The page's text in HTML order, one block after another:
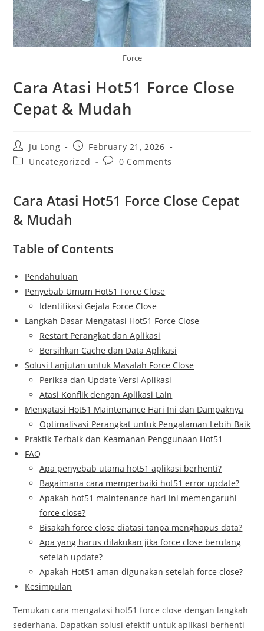
Force
Cara Atasi Hot51 Force Close
Cepat & Mudah
Post
author:
Ju Long
Post
published:
February 21, 2026
PostUncategorized
Post0 Comments
Cara Atasi Hot51 Force Close Cepat
& Mudah
Table of Contents
Pendahuluan
Penyebab Umum Hot51 Force Close
Identifikasi Gejala Force Close
Langkah Dasar Mengatasi Hot51 Force Close
Restart Perangkat dan Aplikasi
Bersihkan Cache dan Data Aplikasi
Solusi Lanjutan untuk Masalah Force Close
Periksa dan Update Versi Aplikasi
Atasi Konflik dengan Aplikasi Lain
Mengatasi Hot51 Maintenance Hari Ini dan Dampaknya
Optimalisasi Perangkat untuk Pengalaman Lebih Baik
Praktik Terbaik dan Keamanan Penggunaan Hot51
FAQ
Apa penyebab utama hot51 aplikasi berhenti?
Bagaimana cara memperbaiki hot51 error update?
Apakah hot51 maintenance hari ini memengaruhi
force close?
Bisakah force close diatasi tanpa menghapus data?
Apa yang harus dilakukan jika force close berulang
setelah update?
Apakah Hot51 aman digunakan setelah force close?
Kesimpulan
Temukan cara mengatasi hot51 force close dengan langkah
sederhana. Dapatkan solusi efektif untuk aplikasi berhenti